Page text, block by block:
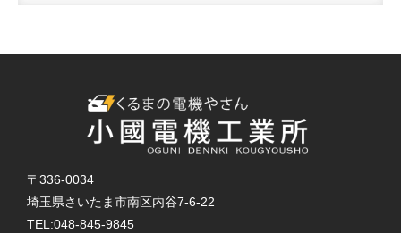
〒336-0034
埼玉県さいたま市南区内谷7-6-22
TEL:048-845-9845